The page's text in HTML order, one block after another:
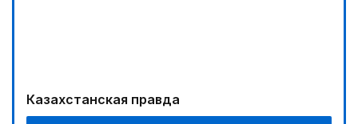
Зарплаты, жилье и меньше отчетов: НПК
представила предложения для медиков
Казахстанская правда